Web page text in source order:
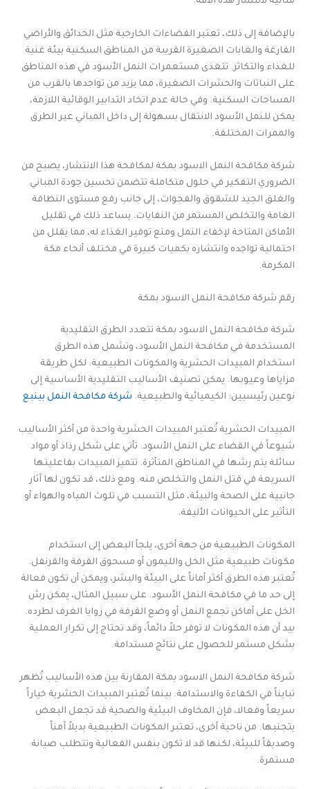
بالإضافة إلى ذلك، تعتبر الفضاءات الخارجية مثل الحدائق والأراضي
الفارغة والغابات الصغيرة القريبة من المناطق السكنية بيئة غنية
للغذاء والتكاثر. تتغذى مستعمرات النمل الأسود في هذه المناطق
على النباتات والحشرات الصغيرة، مما يزيد من تواجدها بالقرب من
المساحات السكنية. وفي حالة عدم اتخاد التدابير الوقائية اللازمة،
يمكن للنمل الأسود الانتقال بسهولة إلى داخل المباني عبر الطرق
والممرات المختلفة.
شركة مكافحة النمل الاسود بمكة لمكافحة هذا الانتشار، يصبح من
الضروري التفكير في حلول متكاملة تتضمن تحسين جودة المباني
والغلق الجيد للشقوق والفجوات، إلى جانب رفع مستوى النظافة
العامة والتخلص المستمر من النفايات. يساعد ذلك في تقليل
الأماكن المتاحة لإخفاء النمل ومنع توفير الغذاء له، مما يقلل من
احتمالية تواجده وانتشاره بكميات كبيرة في مختلف أنحاء مكة
المكرمة.
رقم شركة مكافحة النمل الاسود بمكة
شركة مكافحة النمل الاسود بمكة تتعدد الطرق التقليدية
المستخدمة في مكافحة النمل الأسود، وتشمل هذه الطرق
استخدام المبيدات الحشرية والمكونات الطبيعية. لكل طريقة
مزاياها وعيوبها. يمكن تصنيف الأساليب التقليدية الأساسية إلى
نوعين رئيسيين: الكيميائية والطبيعية. شركة مكافحة النمل بينبع
المبيدات الحشرية تُعتبر المبيدات الحشرية واحدة من أكثر الأساليب
شيوعاً في القضاء على النمل الأسود. تأتي على شكل رذاذ أو مواد
سائلة يتم رشها في المناطق المتأثرة. تتميز المبيدات بفاعليتها
السريعة في قتل النمل والتخلص منه. ومع ذلك، قد تكون لها آثار
جانبية على الصحة والبيئة، مثل التسبب في تلوث المياه والهواء أو
التأثير على الحيوانات الأليفة.
المكونات الطبيعية من جهة أخرى، يلجأ البعض إلى استخدام
مكونات طبيعية مثل الخل والليمون أو مسحوق القرفة والقرنفل.
تُعتبر هذه الطرق أكثر أماناً على البيئة والبشر، ويمكن أن تكون فعالة
إلى حد ما في مكافحة النمل الأسود. على سبيل المثال، يمكن رش
الخل على أماكن تجمع النمل أو وضع القرفة في زوايا الغرف لطرده.
بيد أن هذه المكونات لا توفر حلاً دائماً، وقد تحتاج إلى تكرار العملية
بشكل مستمر للحصول على نتائج مستدامة.
شركة مكافحة النمل الاسود بمكة المقارنة بين هذه الأساليب تُظهر
تبايناً في الكفاءة والاستدامة. بينما تُعتبر المبيدات الحشرية خياراً
سريعاً وفعالا، فإن المخاوف البيئية والصحية قد تجعل البعض
يتجنبها. من ناحية أخرى، تعتبر المكونات الطبيعية بديلاً آمناً
وصديقاً للبيئة، لكنها قد لا تكون بنفس الفعالية وتتطلب صيانة
مستمرة.